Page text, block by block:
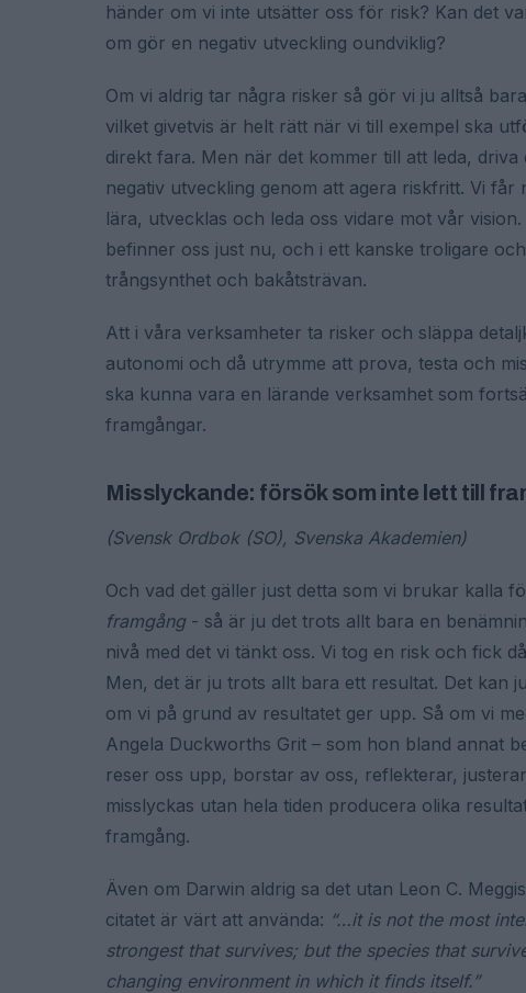
händer om vi inte utsätter oss för risk? Kan det
om gör en negativ utveckling oundviklig?
Om vi aldrig tar några risker så gör vi ju alltså
vilket givetvis är helt rätt när vi till exempel ska
direkt fara. Men när det kommer till att leda,
negativ utveckling genom att agera riskfritt. Vi
lära, utvecklas och leda oss vidare mot vår
befinner oss just nu, och i ett kanske troligare
trångsynthet och bakåtsträvan.
Att i våra verksamheter ta risker och släppa
autonomi och då utrymme att prova, testa och
ska kunna vara en lärande verksamhet som
framgångar.
Misslyckande: försök som inte lett till
(Svensk Ordbok (SO), Svenska Akademien)
Och vad det gäller just detta som vi brukar kalla
framgång- så är ju det trots allt bara en
nivå med det vi tänkt oss. Vi tog en risk och fick
Men, det är ju trots allt bara ett resultat. Det kan
om vi på grund av resultatet ger upp. Så om vi
Angela Duckworths Grit – som hon bland annat
reser oss upp, borstar av oss, reflekterar,
misslyckas utan hela tiden producera olika
framgång.
Även om Darwin aldrig sa det utan Leon C.
citatet är värt att använda: “…it is not the most
strongest that survives; but the species that
changing environment in which it finds itself.”